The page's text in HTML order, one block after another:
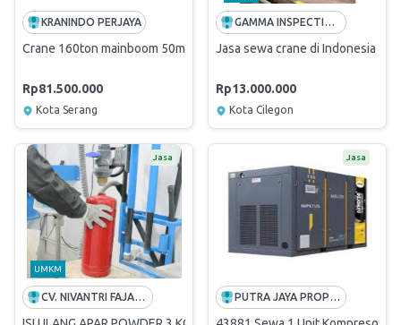
KRANINDO PERJAYA
Crane 160ton mainboom 50m
Rp81.500.000
Kota Serang
GAMMA INSPECTION INDONESIA
Jasa sewa crane di Indonesia
Rp13.000.000
Kota Cilegon
Jasa
UMKM
CV. NIVANTRI FAJAR LOGISTIC
Jasa
PUTRA JAYA PROPITA